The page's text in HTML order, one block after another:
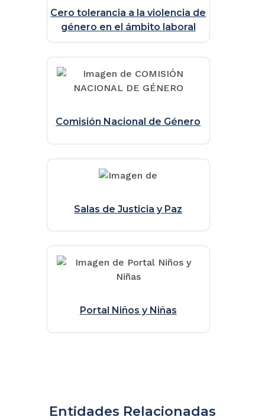
Cero tolerancia a la violencia de
género en el ámbito laboral
Comisión Nacional de Género
Salas de Justicia y Paz
Portal Niños y Niñas
Entidades Relacionadas